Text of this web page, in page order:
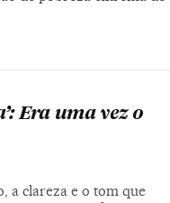
Era uma vez o
a clareza e o tom que